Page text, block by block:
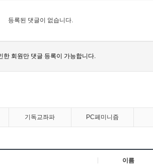
등록된 댓글이 없습니다.
한 회원만 댓글 등록이 가능합니다.
기독교좌파 PC페미니즘
이름